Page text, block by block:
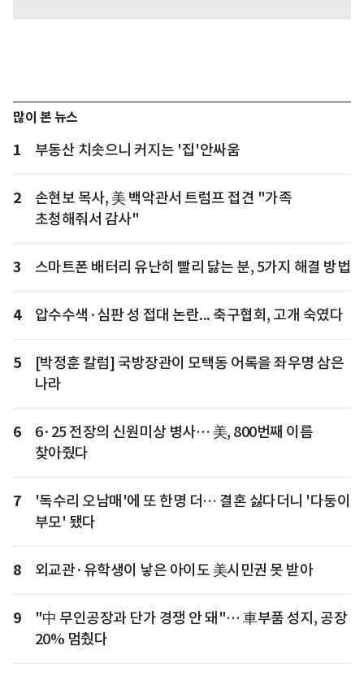
많이 본 뉴스
1 부동산 치솟으니 커지는 '집'안싸움
2
손현보 목사, 美 백악관서 트럼프 접견 "가족
초청해줘서 감사"
3 스마트폰 배터리 유난히 빨리 닳는 분, 5가지 해결 방법
4 압수수색·심판 성 접대 논란... 축구협회, 고개 숙였다
5
[박정훈 칼럼] 국방장관이 모택동 어록을 좌우명 삼은
나라
6
6·25 전장의 신원미상 병사… 美, 800번째 이름
찾아줬다
7
'독수리 오남매'에 또 한명 더… 결혼 싫다더니 '다둥이
부모' 됐다
8 외교관·유학생이 낳은 아이도 美시민권 못 받아
9
"中 무인공장과 단가 경쟁 안 돼"… 車부품 성지, 공장
20% 멈췄다